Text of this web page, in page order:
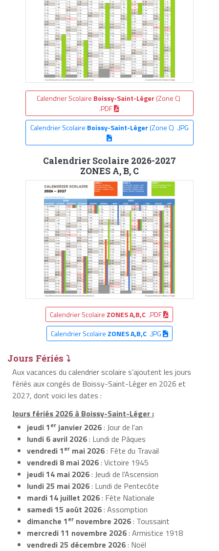
Calendrier Scolaire Boissy-Saint-Léger (Zone C)
.PDF
Calendrier Scolaire Boissy-Saint-Léger(Zone C) .JPG
Calendrier Scolaire 2026-2027
ZONES A, B, C
Calendrier Scolaire ZONES A,B,C .PDF
Calendrier Scolaire ZONES A,B,C.JPG
Jours Fériés ⤵
Aux vacances du calendrier scolaire s’ajoutent les jours
fériés aux congés de Boissy-Saint-Léger en 2026 et
2027, dont voici les dates :
Jours fériés 2026 à Boissy-Saint-Léger :
jeudi 1er janvier 2026: Jour de l'an
lundi 6 avril 2026: Lundi de Pâques
vendredi 1er mai 2026: Fête du Travail
vendredi 8 mai 2026: Victoire 1945
jeudi 14 mai 2026: Jeudi de l'Ascension
lundi 25 mai 2026: Lundi de Pentecôte
mardi 14 juillet 2026: Fête Nationale
samedi 15 août 2026: Assomption
dimanche 1er novembre 2026: Toussaint
mercredi 11 novembre 2026: Armistice 1918
vendredi 25 décembre 2026: Noël